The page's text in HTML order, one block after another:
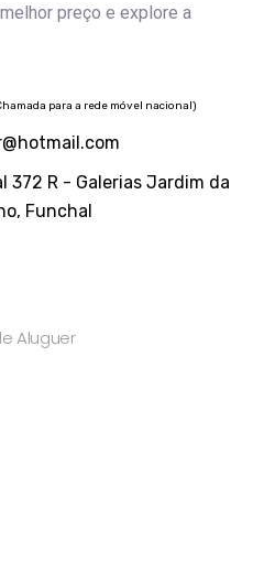
preço e explore a
para a rede móvel nacional)
372 R - Galerias Jardim da
Funchal
Aluguer